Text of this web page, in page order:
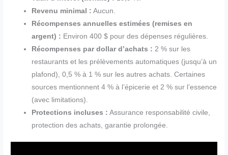
Revenu minimal : Aucun.
Récompenses annuelles estimées (remises en
argent) : Environ 400 $ pour des dépenses régulières.
Récompenses par dollar d’achats : 2 % sur les
restaurants et les prélèvements automatiques (jusqu’à un
plafond), 0,5 % à 1 % sur les autres achats. Certaines
sources mentionnent 4 % à l’épicerie et 2 % sur l’essence
(avec limitations).
Protections incluses : Assurance responsabilité civile,
protection des achats, garantie prolongée.